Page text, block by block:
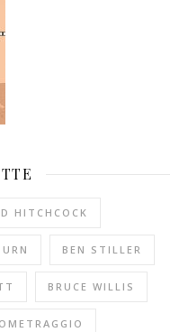
HITCHCOCK
BEN STILLER
BRUCE WILLIS